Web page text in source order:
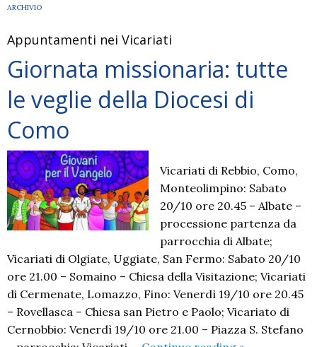
ARCHIVIO
Appuntamenti nei Vicariati
Giornata missionaria: tutte
le veglie della Diocesi di
Como
Vicariati di Rebbio, Como,
Monteolimpino: Sabato
20/10 ore 20.45 – Albate –
processione partenza da
parrocchia di Albate;
Vicariati di Olgiate, Uggiate, San Fermo: Sabato 20/10
ore 21.00 – Somaino – Chiesa della Visitazione; Vicariati
di Cermenate, Lomazzo, Fino: Venerdì 19/10 ore 20.45
– Rovellasca – Chiesa san Pietro e Paolo; Vicariato di
Cernobbio: Venerdì 19/10 ore 21.00 – Piazza S. Stefano